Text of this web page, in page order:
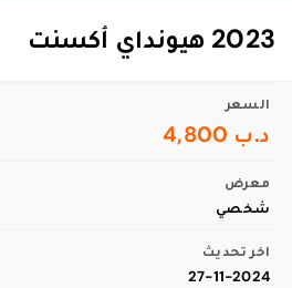
2023 هيونداي أكسنت
السعر
د.ب 4,800
معرض
شخصي
اخر تحديث
27-11-2024